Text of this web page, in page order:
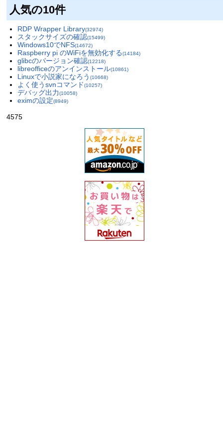
人気の10件
RDP Wrapper Library(32974)
スタックサイズの確認(15499)
Windows10でNFS(14672)
Raspberry pi のWiFiを無効化する(14184)
glibcのバージョン確認(12218)
libreofficeのアンインストール(10861)
Linuxで小説家になろう (10668)
よく使うsvnコマンド(10257)
デバッグ出力(10058)
eximの設定(8949)
4575